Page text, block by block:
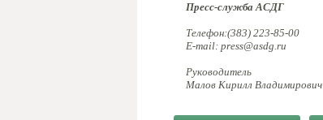
Пресс-служба АСДГ
Телефон:(383) 223-85-00
E-mail: press@asdg.ru
Руководитель
Малов Кирилл Владимирович